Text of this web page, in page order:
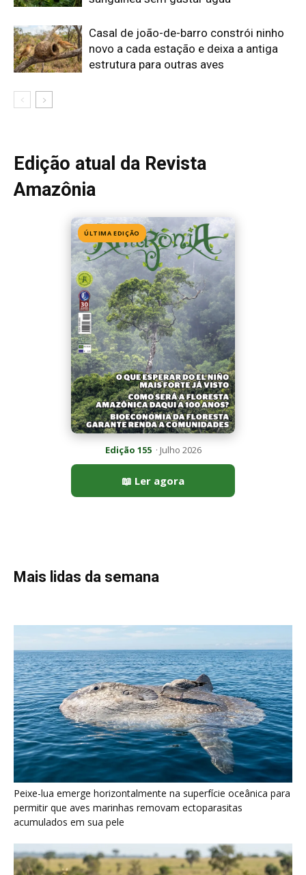
Edição 155· Julho 2026
📖 Ler agora
Mais lidas da semana
Peixe-lua emerge horizontalmente na superfície oceânica para
permitir que aves marinhas removam ectoparasitas
Seriema utiliza pernas longas e arremessa serpentes contra
rochas para subjugar presas peçonhentas nos campos